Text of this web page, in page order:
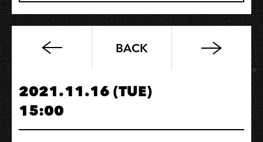
高
系：
超
營
養
BACK
2021.11.16 (TUE)
15:00